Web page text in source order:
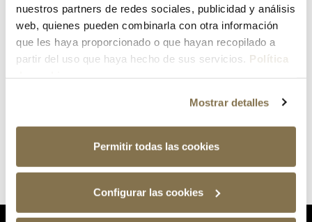
nuestros partners de redes sociales, publicidad y análisis
web, quienes pueden combinarla con otra información
que les haya proporcionado o que hayan recopilado a
partir del uso que haya hecho de sus servicios. Política
Mostrar detalles
Permitir todas las cookies
Configurar las cookies
¿Has olvidado tu contraseña?